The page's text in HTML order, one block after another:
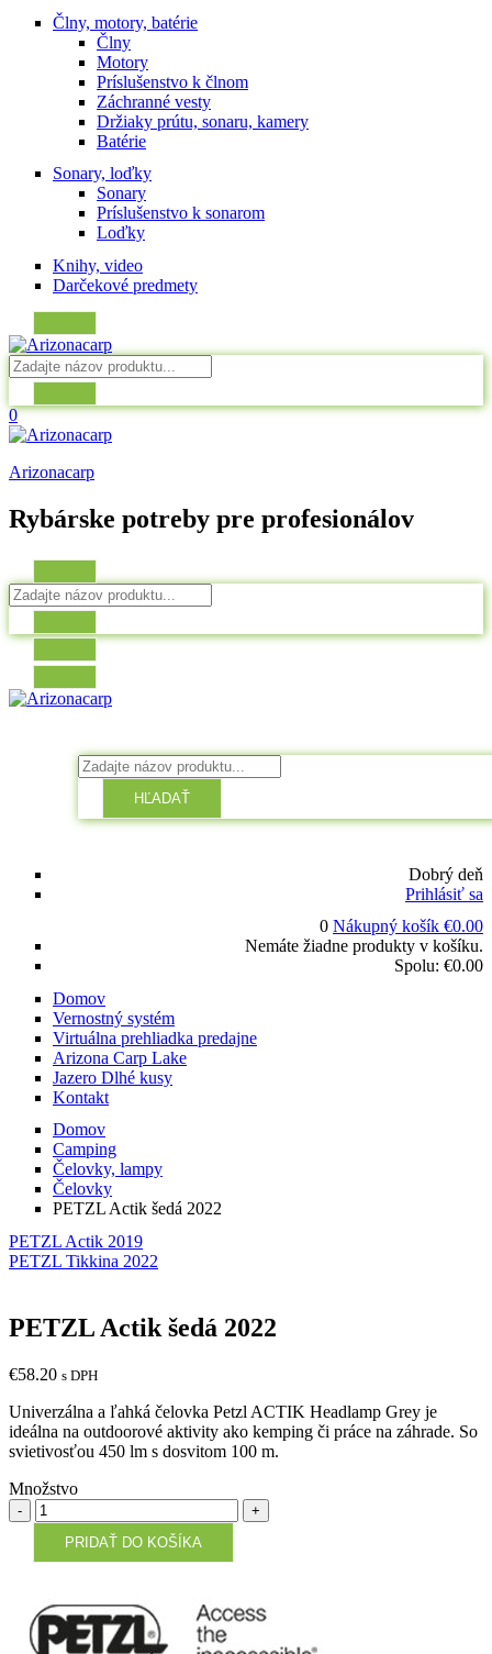
Člny, motory, batérie
Člny
Motory
Príslušenstvo k člnom
Záchranné vesty
Držiaky prútu, sonaru, kamery
Batérie
Sonary, loďky
Sonary
Príslušenstvo k sonarom
Loďky
Knihy, video
Darčekové predmety
0
Arizonacarp
Rybárske potreby pre profesionálov
HĽADAŤ
Dobrý deň
Prihlásiť sa
0 Nákupný košík €0.00
Nemáte žiadne produkty v košíku.
Spolu: €0.00
Domov
Vernostný systém
Virtuálna prehliadka predajne
Arizona Carp Lake
Jazero Dlhé kusy
Kontakt
Domov
Camping
Čelovky, lampy
Čelovky
PETZL Actik šedá 2022
PETZL Actik 2019
PETZL Tikkina 2022
PETZL Actik šedá 2022
€58.20 s DPH
Univerzálna a ľahká čelovka Petzl ACTIK Headlamp Grey je
ideálna na outdoorové aktivity ako kemping či práce na záhrade. So
svietivosťou 450 lm s dosvitom 100 m.
Množstvo
Množstvo
PRIDAŤ DO KOŠÍKA